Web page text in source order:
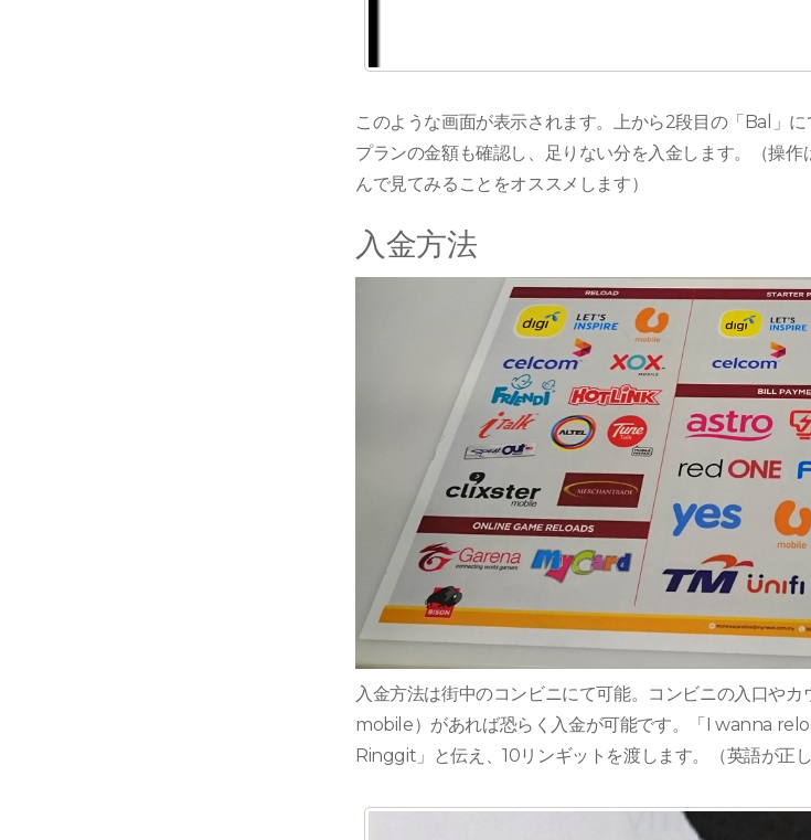
このような画面が表示されます。上から2段目の「Bal」
プランの金額も確認し、足りない分を入金します。（操
んで見てみることをオススメします）
入金方法
入金方法は街中のコンビニにて可能。コンビニの入口や
mobile）があれば恐らく入金が可能です。「I wanna
Ringgit」と伝え、10リンギットを渡します。（英語が正し